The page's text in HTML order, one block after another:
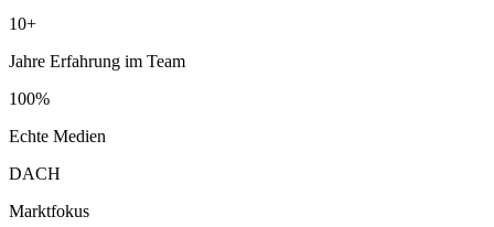
10+
Jahre Erfahrung im Team
100%
Echte Medien
DACH
Marktfokus